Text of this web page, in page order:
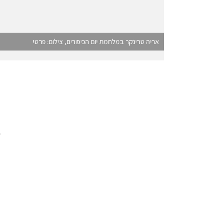
אריה טרינקר במלחמת יום הכיפורים, צילום: פרטי